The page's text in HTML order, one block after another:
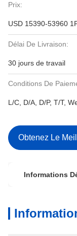
Prix:
USD 15390-53960
Délai De Livraison:
30 jours de travail
Conditions De
L/C, D/A, D/P, T/T,
Obtenez Le
Informations